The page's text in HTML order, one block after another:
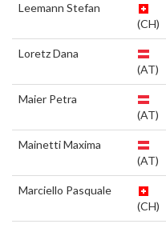
Leemann Stefan
(CH)
Loretz Dana
(AT)
Maier Petra
(AT)
Mainetti Maxima
(AT)
Marciello Pasquale
(CH)